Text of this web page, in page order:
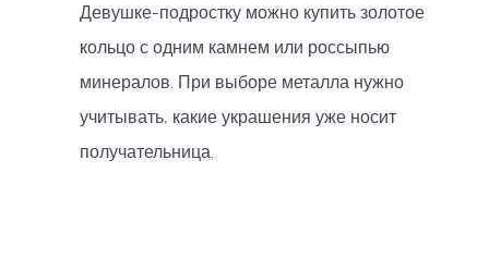
Девушке-подростку можно купить золотое
кольцо с одним камнем или россыпью
минералов. При выборе металла нужно
учитывать, какие украшения уже носит
получательница.